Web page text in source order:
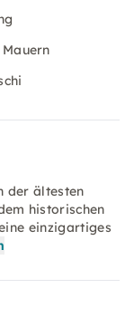
der ältesten
historischen
einzigartiges